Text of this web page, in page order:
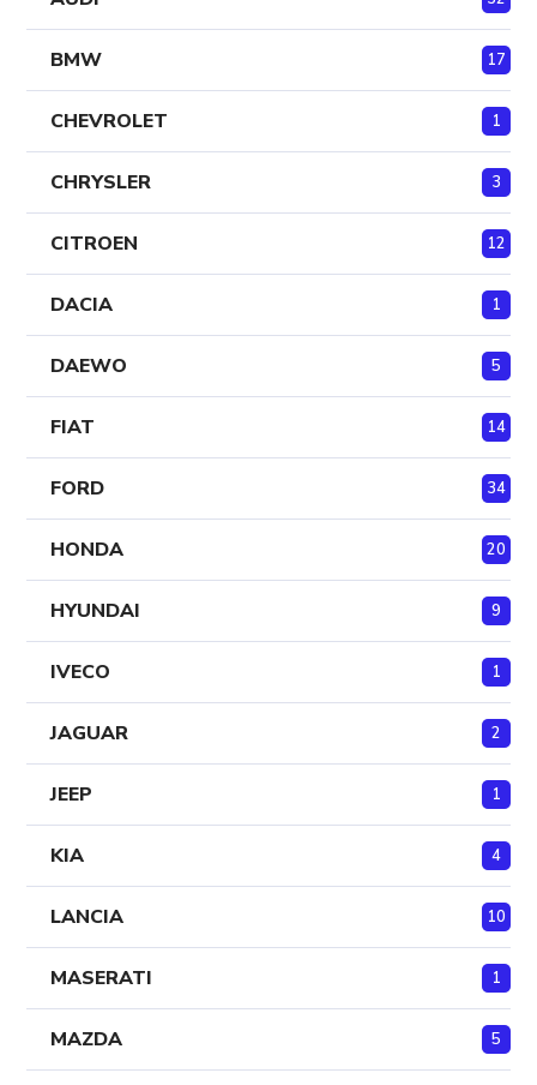
BMW 17
CHEVROLET 1
CHRYSLER 3
CITROEN 12
DACIA 1
DAEWO 5
FIAT 14
FORD 34
HONDA 20
HYUNDAI 9
IVECO 1
JAGUAR 2
JEEP 1
KIA 4
LANCIA 10
MASERATI 1
MAZDA 5